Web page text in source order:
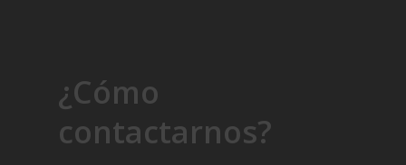
¿Cómo
contactarnos?